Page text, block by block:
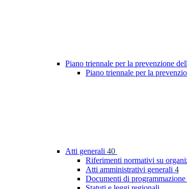
Piano triennale per la prevenzione
Piano triennale per la
Atti generali 40
Riferimenti normativi su
Atti amministrativi generali 4
Documenti di programmazione